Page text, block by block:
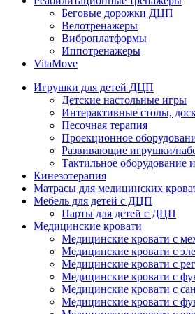
Беговые дорожки ДЦП
Велотренажеры
Виброплатформы
Иппотренажеры
VitaMove
Игрушки для детей ДЦП
Детские настольные игры
Интерактивные столы,
Песочная терапия
Проекционное
Развивающие игрушки/
Тактильное оборудование
Кинезотерапия
Матрасы для медицинских
Мебель для детей с ДЦП
Парты для детей с ДЦП
Медицинские кровати
Медицинские кровати с
Медицинские кровати с
Медицинские кровати с
Медицинские кровати с
Медицинские кровати с
Медицинские кровати с